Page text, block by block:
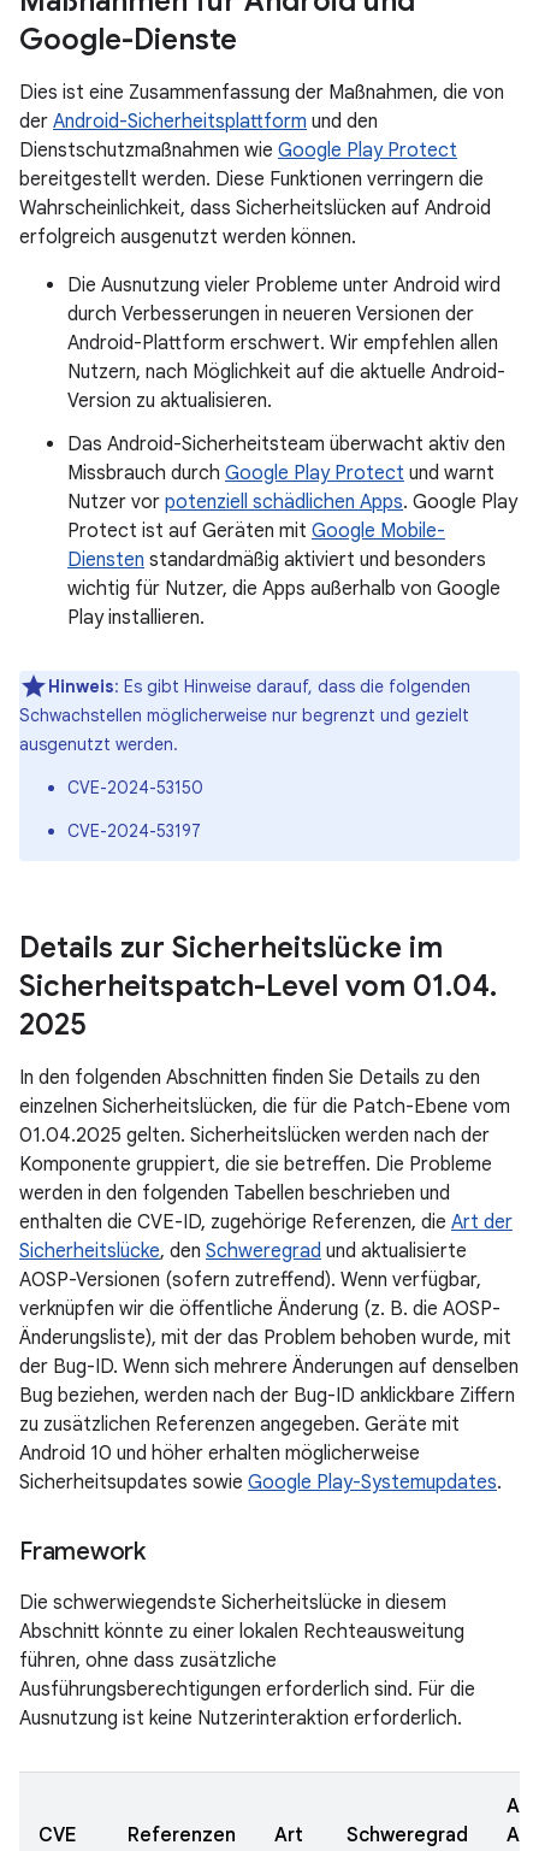
Google-Dienste
Dies ist eine Zusammenfassung der Maßnahmen, die von
der Android-Sicherheitsplattform und den
Dienstschutzmaßnahmen wie Google Play Protect
bereitgestellt werden. Diese Funktionen verringern die
Wahrscheinlichkeit, dass Sicherheitslücken auf Android
erfolgreich ausgenutzt werden können.
Die Ausnutzung vieler Probleme unter Android wird
durch Verbesserungen in neueren Versionen der
Android-Plattform erschwert. Wir empfehlen allen
Nutzern, nach Möglichkeit auf die aktuelle Android-
Version zu aktualisieren.
Das Android-Sicherheitsteam überwacht aktiv den
Missbrauch durch Google Play Protect und warnt
Nutzer vor potenziell schädlichen Apps. Google Play
Protect ist auf Geräten mit Google Mobile-
Diensten standardmäßig aktiviert und besonders
wichtig für Nutzer, die Apps außerhalb von Google
Play installieren.
Hinweis: Es gibt Hinweise darauf, dass die folgenden
Schwachstellen möglicherweise nur begrenzt und gezielt
ausgenutzt werden.
CVE-2024-53150
CVE-2024-53197
Details zur Sicherheitslücke im
Sicherheitspatch-Level vom 01.04.
2025
In den folgenden Abschnitten finden Sie Details zu den
einzelnen Sicherheitslücken, die für die Patch-Ebene vom
01.04.2025 gelten. Sicherheitslücken werden nach der
Komponente gruppiert, die sie betreffen. Die Probleme
werden in den folgenden Tabellen beschrieben und
enthalten die CVE-ID, zugehörige Referenzen, die Art der
Sicherheitslücke, den Schweregrad und aktualisierte
AOSP-Versionen (sofern zutreffend). Wenn verfügbar,
verknüpfen wir die öffentliche Änderung (z. B. die AOSP-
Änderungsliste), mit der das Problem behoben wurde, mit
der Bug-ID. Wenn sich mehrere Änderungen auf denselben
Bug beziehen, werden nach der Bug-ID anklickbare Ziffern
zu zusätzlichen Referenzen angegeben. Geräte mit
Android 10 und höher erhalten möglicherweise
Sicherheitsupdates sowie Google Play-Systemupdates.
Framework
Die schwerwiegendste Sicherheitslücke in diesem
Abschnitt könnte zu einer lokalen Rechteausweitung
führen, ohne dass zusätzliche
Ausführungsberechtigungen erforderlich sind. Für die
Ausnutzung ist keine Nutzerinteraktion erforderlich.
CVE Referenzen Art Schweregrad